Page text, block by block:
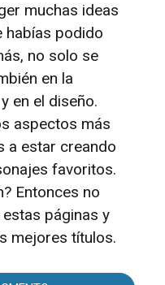
muchas ideas
habías podido
no solo se
en la
en el diseño.
aspectos más
a estar creando
favoritos.
Entonces no
páginas y
mejores títulos.